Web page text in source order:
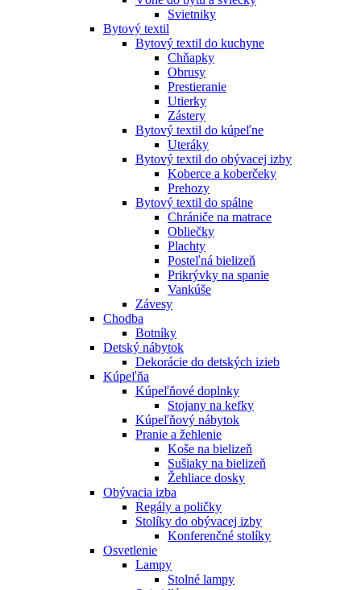
Svietniky
Bytový textil
Bytový textil do kuchyne
Chňapky
Obrusy
Prestieranie
Utierky
Zástery
Bytový textil do kúpeľne
Uteráky
Bytový textil do obývacej izby
Koberce a koberčeky
Prehozy
Bytový textil do spálne
Chrániče na matrace
Obliečky
Plachty
Posteľná bielizeň
Prikrývky na spanie
Vankúše
Závesy
Chodba
Botníky
Detský nábytok
Dekorácie do detských izieb
Kúpeľňa
Kúpeľňové doplnky
Stojany na kefky
Kúpeľňový nábytok
Pranie a žehlenie
Koše na bielizeň
Sušiaky na bielizeň
Žehliace dosky
Obývacia izba
Regály a poličky
Stolíky do obývacej izby
Konferenčné stolíky
Osvetlenie
Lampy
Stolné lampy